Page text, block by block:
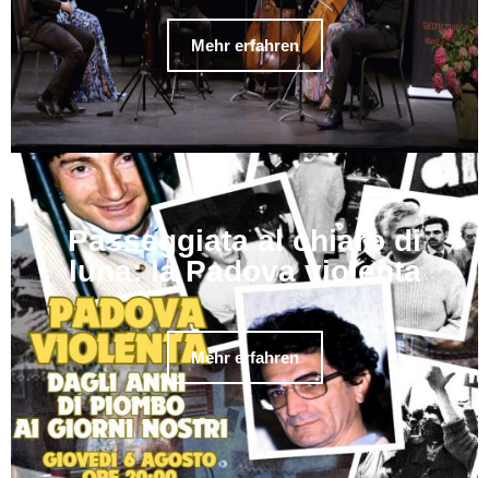
Mehr erfahren
Passeggiata al chiaro di
luna: la Padova violenta
Mehr erfahren